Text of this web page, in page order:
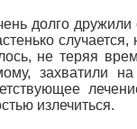
долго
не теряя
захватили
излечиться.